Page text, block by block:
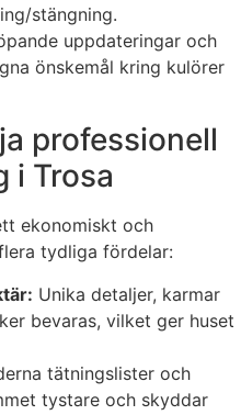
stängning.
uppdateringar och
önskemål kring kulörer
professionell
i Trosa
ekonomiskt och
tydliga fördelar:
Unika detaljer, karmar
bevaras, vilket ger huset
tätningslister och
tystare och skyddar